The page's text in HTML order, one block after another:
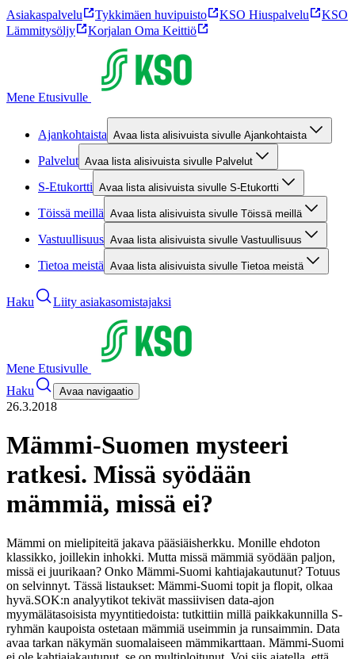
Asiakaspalvelu Tykkimäen huvipuisto KSO Hiuspalvelu
KSO
Lämmitysöljy
Korjalan Oma Keittiö
Mene Etusivulle
Ajankohtaista Avaa lista alisivuista sivulle Ajankohtaista
Palvelut Avaa lista alisivuista sivulle Palvelut
S-Etukortti Avaa lista alisivuista sivulle S-Etukortti
Töissä meillä Avaa lista alisivuista sivulle Töissä meillä
Vastuullisuus Avaa lista alisivuista sivulle Vastuullisuus
Tietoa meistä Avaa lista alisivuista sivulle Tietoa meistä
Haku Liity asiakasomistajaksi
Mene Etusivulle
Haku
Avaa navigaatio
26.3.2018
Mämmi-Suomen mysteeri
ratkesi. Missä syödään
mämmiä, missä ei?
Mämmi on mielipiteitä jakava pääsiäisherkku. Monille ehdoton
klassikko, joillekin inhokki. Mutta missä mämmiä syödään paljon,
missä ei juurikaan? Onko Mämmi-Suomi kahtiajakautunut? Totuus
on selvinnyt. Tässä listaukset: Mämmi-Suomi topit ja flopit, olkaa
hyvä.SOK:n analyytikot tekivät massiivisen data-ajon
myymälätasoisista myyntitiedoista: tutkittiin millä paikkakunnilla S-
ryhmän kaupoista ostetaan mämmiä useimmin ja runsaimmin. Data
avaa tarkan näkymän suomalaiseen mämmikarttaan. Mämmi-Suomi